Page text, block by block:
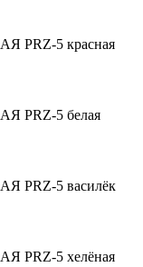
5 красная
5 белая
5 василёк
5 хелёная